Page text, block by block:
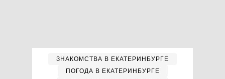
ЗНАКОМСТВА В ЕКАТЕРИНБУРГЕ
ПОГОДА В ЕКАТЕРИНБУРГЕ